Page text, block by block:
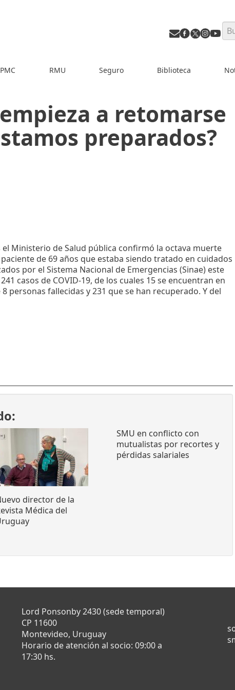
RMU Seguro Biblioteca
a retomarse
preparados?
Ministerio de Salud pública confirmó la octava muerte
de 69 años que estaba siendo tratado en cuidados
por el Sistema Nacional de Emergencias (Sinae) este
casos de COVID-19, de los cuales 15 se encuentran en
personas fallecidas y 231 que se han recuperado. Y del
director de la
Médica del
SMU en conflicto con
mutualistas por recortes y
pérdidas salariales
Lord Ponsonby 2430 (sede temporal)
CP 11600
Montevideo, Uruguay
Horario de atención al socio: 09:00 a
17:30 hs.